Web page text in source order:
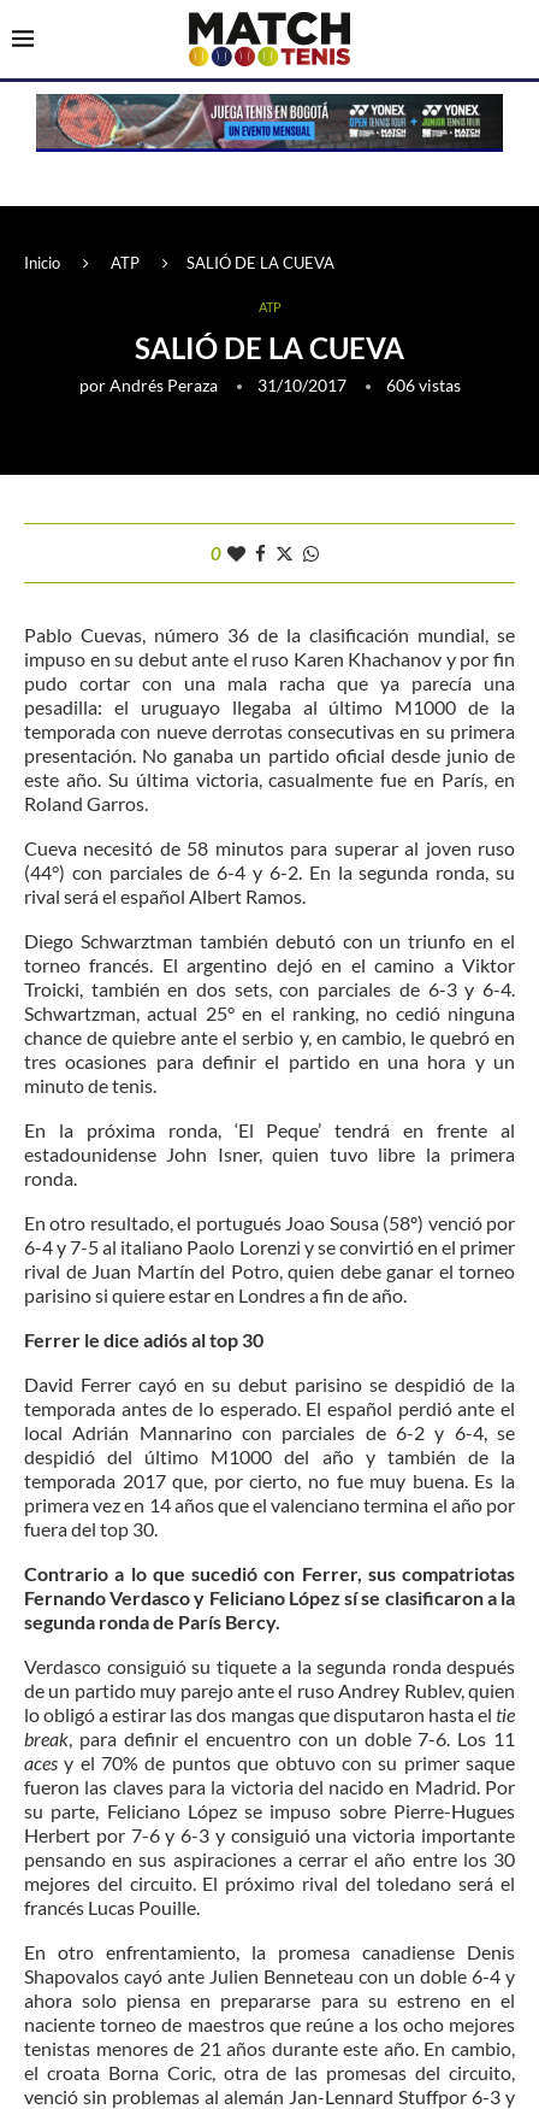
Inicio ATP SALIÓ DE LA CUEVA
ATP
SALIÓ DE LA CUEVA
porAndrés Peraza 31/10/2017 606vistas
0
Pablo Cuevas, número 36 de la clasificación mundial, se
impuso en su debut ante el ruso Karen Khachanov y por fin
pudo cortar con una mala racha que ya parecía una
pesadilla: el uruguayo llegaba al último M1000 de la
temporada con nueve derrotas consecutivas en su primera
presentación. No ganaba un partido oficial desde junio de
este año. Su última victoria, casualmente fue en París, en
Roland Garros.
Cueva necesitó de 58 minutos para superar al joven ruso
(44°) con parciales de 6-4 y 6-2. En la segunda ronda, su
rival será el español Albert Ramos.
Diego Schwarztman también debutó con un triunfo en el
torneo francés. El argentino dejó en el camino a Viktor
Troicki, también en dos sets, con parciales de 6-3 y 6-4.
Schwartzman, actual 25° en el ranking, no cedió ninguna
chance de quiebre ante el serbio y, en cambio, le quebró en
tres ocasiones para definir el partido en una hora y un
minuto de tenis.
En la próxima ronda, ‘El Peque’ tendrá en frente al
estadounidense John Isner, quien tuvo libre la primera
ronda.
En otro resultado, el portugués Joao Sousa (58º) venció por
6-4 y 7-5 al italiano Paolo Lorenzi y se convirtió en el primer
rival de Juan Martín del Potro, quien debe ganar el torneo
parisino si quiere estar en Londres a fin de año.
Ferrer le dice adiós al top 30
David Ferrer cayó en su debut parisino se despidió de la
temporada antes de lo esperado. El español perdió ante el
local Adrián Mannarino con parciales de 6-2 y 6-4, se
despidió del último M1000 del año y también de la
temporada 2017 que, por cierto, no fue muy buena. Es la
primera vez en 14 años que el valenciano termina el año por
fuera del top 30.
Contrario a lo que sucedió con Ferrer, sus compatriotas
Fernando Verdasco y Feliciano López sí se clasificaron a la
segunda ronda de París Bercy.
Verdasco consiguió su tiquete a la segunda ronda después
de un partido muy parejo ante el ruso Andrey Rublev, quien
lo obligó a estirar las dos mangas que disputaron hasta el tie
break, para definir el encuentro con un doble 7-6. Los 11
acesy el 70% de puntos que obtuvo con su primer saque
fueron las claves para la victoria del nacido en Madrid. Por
su parte, Feliciano López se impuso sobre Pierre-Hugues
Herbert por 7-6 y 6-3 y consiguió una victoria importante
pensando en sus aspiraciones a cerrar el año entre los 30
mejores del circuito. El próximo rival del toledano será el
francés Lucas Pouille.
En otro enfrentamiento, la promesa canadiense Denis
Shapovalos cayó ante Julien Benneteau con un doble 6-4 y
ahora solo piensa en prepararse para su estreno en el
naciente torneo de maestros que reúne a los ocho mejores
tenistas menores de 21 años durante este año. En cambio,
el croata Borna Coric, otra de las promesas del circuito,
venció sin problemas al alemán Jan-Lennard Stuffpor 6-3 y